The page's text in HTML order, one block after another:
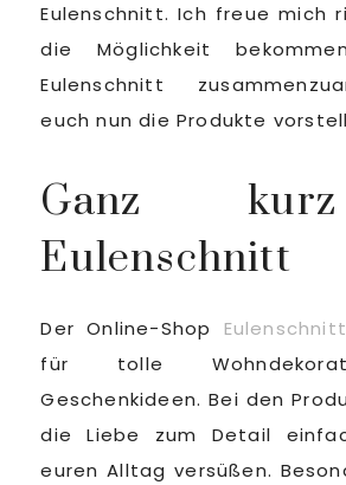
Eulenschnitt. Ich freue mich
die Möglichkeit
Eulenschnitt
euch nun die Produkte
Ganz
Eulenschnitt
Der Online-Shop Eulenschnitt
für tolle
Geschenkideen. Bei den
die Liebe zum Detail
euren Alltag versüßen.